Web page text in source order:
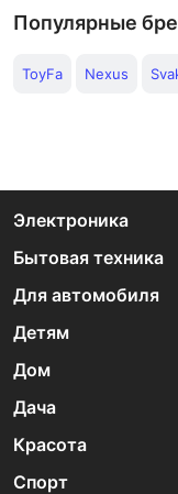
Популярные
ToyFa Nexus
Электроника
Бытовая техника
Для автомобиля
Детям
Дом
Дача
Красота
Спорт